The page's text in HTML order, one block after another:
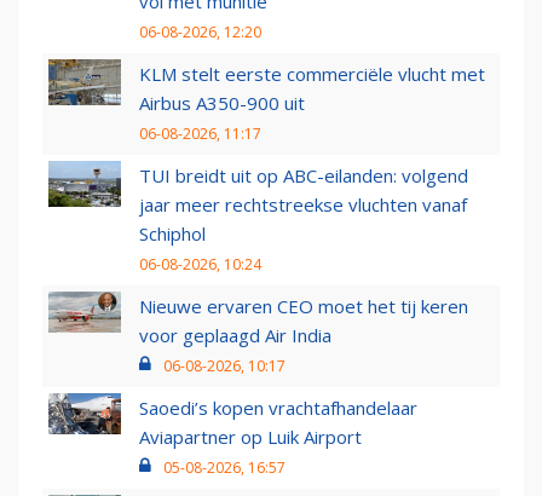
06-08-2026, 12:20
KLM stelt eerste commerciële vlucht met
Airbus A350-900 uit
06-08-2026, 11:17
TUI breidt uit op ABC-eilanden: volgend
jaar meer rechtstreekse vluchten vanaf
Schiphol
06-08-2026, 10:24
Nieuwe ervaren CEO moet het tij keren
voor geplaagd Air India
06-08-2026, 10:17
Saoedi’s kopen vrachtafhandelaar
Aviapartner op Luik Airport
05-08-2026, 16:57